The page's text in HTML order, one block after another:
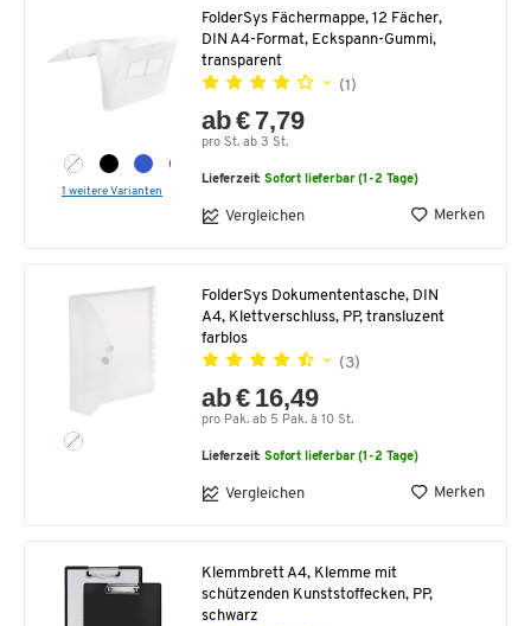
1 weitere Varianten
FolderSys Fächermappe, 12 Fächer,
DIN A4-Format, Eckspann-Gummi,
transparent
(1)
ab € 7,79
pro St. ab 3 St.
Lieferzeit:Sofort lieferbar (1-2 Tage)
Vergleichen Merken
FolderSys Dokumententasche, DIN
A4, Klettverschluss, PP, transluzent
farblos
(3)
ab € 16,49
pro Pak. ab 5 Pak. à 10 St.
Lieferzeit:Sofort lieferbar (1-2 Tage)
Vergleichen Merken
Klemmbrett A4, Klemme mit
schützenden Kunststoffecken, PP,
schwarz